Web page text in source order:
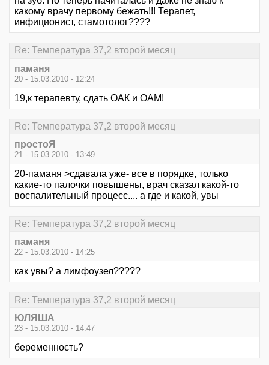
какому врачу первому бежать!!! Терапет,
инфиционист, стамотолог????
Re: Температура 37,2 второй месяц
паманя
20 - 15.03.2010 - 12:24
19,к терапевту, сдать ОАК и ОАМ!
Re: Температура 37,2 второй месяц
простоЯ
21 - 15.03.2010 - 13:49
20-паманя >сдавала уже- все в порядке, только
какие-то палочки повышены, врач сказал какой-то
воспалительный процесс.... а где и какой, увы
Re: Температура 37,2 второй месяц
паманя
22 - 15.03.2010 - 14:25
как увы? а лимфоузел?????
Re: Температура 37,2 второй месяц
ЮЛЯША
23 - 15.03.2010 - 14:47
беременность?